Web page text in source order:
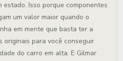
estado. Isso porque componentes
um valor maior quando o
em mente que basta ter a
originais para você conseguir
do carro em alta. E Gilmar